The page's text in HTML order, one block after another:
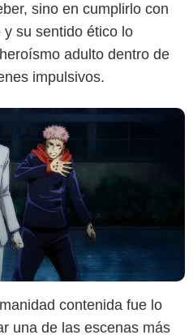
sino en cumplirlo con
su sentido ético lo
adulto dentro de
impulsivos.
contenida fue lo
una de las escenas más